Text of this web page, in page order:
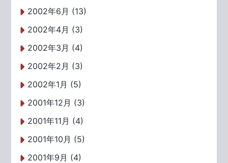
2002年6月 (13)
2002年4月 (3)
2002年3月 (4)
2002年2月 (3)
2002年1月 (5)
2001年12月 (3)
2001年11月 (4)
2001年10月 (5)
2001年9月 (4)